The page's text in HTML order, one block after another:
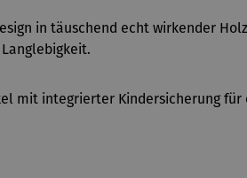
in täuschend echt wirkender
mit integrierter Kindersicherung